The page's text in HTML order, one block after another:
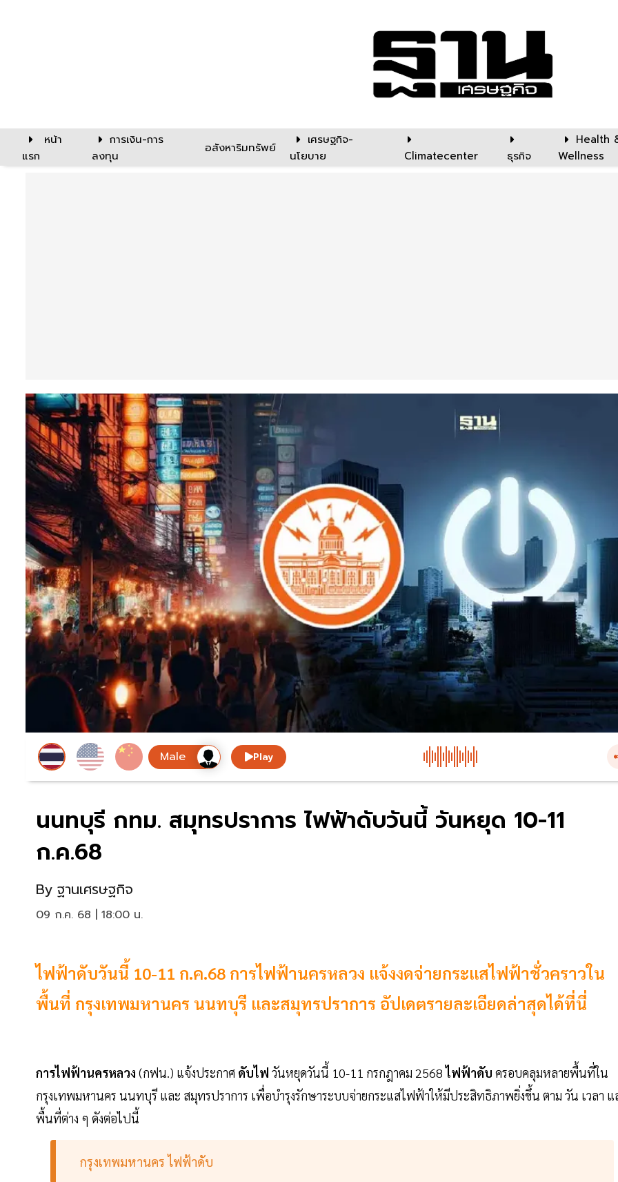
หน้า
แรก
การเงิน-การ
ลงทุน
อสังหาริมทรัพย์
เศรษฐกิจ-
นโยบาย
Climatecenter ธุรกิจ
Health
Wellness
Play
นนทบุรี กทม. สมุทรปราการ ไฟฟ้าดับวันนี้ วันหยุด 10-11
ก.ค.68
By ฐานเศรษฐกิจ
09 ก.ค. 68 | 18:00 น.
ไฟฟ้าดับวันนี้ 10-11 ก.ค.68 การไฟฟ้านครหลวง แจ้งงดจ่ายกระแสไฟฟ้าชั่วคราวใน
พื้นที่ กรุงเทพมหานคร นนทบุรี และสมุทรปราการ อัปเดตรายละเอียดล่าสุดได้ที่นี่
การไฟฟ้านครหลวง (กฟน.) แจ้งประกาศ ดับไฟ วันหยุดวันนี้ 10-11 กรกฎาคม 2568ไฟฟ้าดับ ครอบคลุมหลายพื้นที่ใน
กรุงเทพมหานคร นนทบุรี และ สมุทรปราการ เพื่อบำรุงรักษาระบบจ่ายกระแสไฟฟ้าให้มีประสิทธิภาพยิ่งขึ้น ตาม วัน เวลา แ
พื้นที่ต่าง ๆ ดังต่อไปนี้
กรุงเทพมหานคร ไฟฟ้าดับ